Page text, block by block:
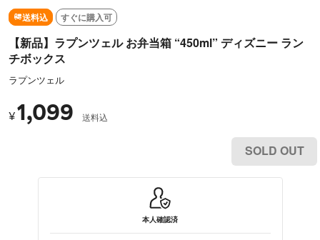
送料込 すぐに購入可
【新品】ラプンツェル お弁当箱 “450ml” ディズニー ラン
チボックス
ラプンツェル
¥1,099 送料込
SOLD OUT
本人確認済